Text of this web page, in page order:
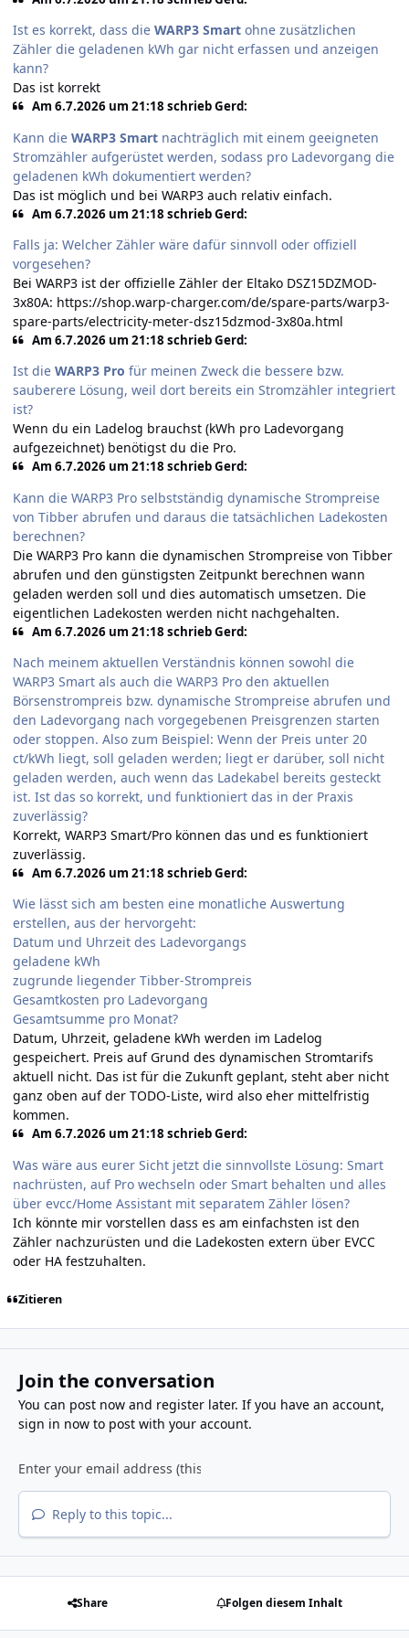
Ist es korrekt, dass die WARP3 Smart ohne zusätzlichen
Zähler die geladenen kWh gar nicht erfassen und anzeigen
kann?
Das ist korrekt
Am 6.7.2026 um 21:18 schrieb Gerd:
Kann die WARP3 Smart nachträglich mit einem geeigneten
Stromzähler aufgerüstet werden, sodass pro Ladevorgang die
geladenen kWh dokumentiert werden?
Das ist möglich und bei WARP3 auch relativ einfach.
Am 6.7.2026 um 21:18 schrieb Gerd:
Falls ja: Welcher Zähler wäre dafür sinnvoll oder offiziell
vorgesehen?
Bei WARP3 ist der offizielle Zähler der Eltako DSZ15DZMOD-
3x80A: https://shop.warp-charger.com/de/spare-parts/warp3-
spare-parts/electricity-meter-dsz15dzmod-3x80a.html
Am 6.7.2026 um 21:18 schrieb Gerd:
Ist die WARP3 Pro für meinen Zweck die bessere bzw.
sauberere Lösung, weil dort bereits ein Stromzähler integriert
ist?
Wenn du ein Ladelog brauchst (kWh pro Ladevorgang
aufgezeichnet) benötigst du die Pro.
Am 6.7.2026 um 21:18 schrieb Gerd:
Kann die WARP3 Pro selbstständig dynamische Strompreise
von Tibber abrufen und daraus die tatsächlichen Ladekosten
berechnen?
Die WARP3 Pro kann die dynamischen Strompreise von Tibber
abrufen und den günstigsten Zeitpunkt berechnen wann
geladen werden soll und dies automatisch umsetzen. Die
eigentlichen Ladekosten werden nicht nachgehalten.
Am 6.7.2026 um 21:18 schrieb Gerd:
Nach meinem aktuellen Verständnis können sowohl die
WARP3 Smart als auch die WARP3 Pro den aktuellen
Börsenstrompreis bzw. dynamische Strompreise abrufen und
den Ladevorgang nach vorgegebenen Preisgrenzen starten
oder stoppen. Also zum Beispiel: Wenn der Preis unter 20
ct/kWh liegt, soll geladen werden; liegt er darüber, soll nicht
geladen werden, auch wenn das Ladekabel bereits gesteckt
ist. Ist das so korrekt, und funktioniert das in der Praxis
zuverlässig?
Korrekt, WARP3 Smart/Pro können das und es funktioniert
zuverlässig.
Am 6.7.2026 um 21:18 schrieb Gerd:
Wie lässt sich am besten eine monatliche Auswertung
erstellen, aus der hervorgeht:
Datum und Uhrzeit des Ladevorgangs
geladene kWh
zugrunde liegender Tibber-Strompreis
Gesamtkosten pro Ladevorgang
Gesamtsumme pro Monat?
Datum, Uhrzeit, geladene kWh werden im Ladelog
gespeichert. Preis auf Grund des dynamischen Stromtarifs
aktuell nicht. Das ist für die Zukunft geplant, steht aber nicht
ganz oben auf der TODO-Liste, wird also eher mittelfristig
kommen.
Am 6.7.2026 um 21:18 schrieb Gerd:
Was wäre aus eurer Sicht jetzt die sinnvollste Lösung: Smart
nachrüsten, auf Pro wechseln oder Smart behalten und alles
über evcc/Home Assistant mit separatem Zähler lösen?
Ich könnte mir vorstellen dass es am einfachsten ist den
Zähler nachzurüsten und die Ladekosten extern über EVCC
oder HA festzuhalten.
Zitieren
Join the conversation
You can post now and register later. If you have an account,
sign in nowto post with your account.
Reply to this topic...
Share Folgen diesem Inhalt